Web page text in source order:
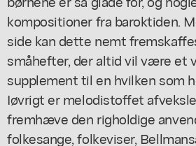
kompositioner fra baroktiden.
side kan dette nemt
småhefter, der altid vil være et
supplement til en hvilken som
Iøvrigt er melodistoffet
fremhæve den righoldige
folkesange, folkeviser,